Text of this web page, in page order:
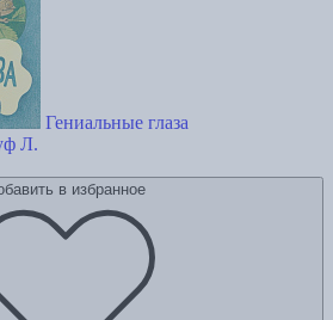
Гениальные глаза
Л.
в избранное